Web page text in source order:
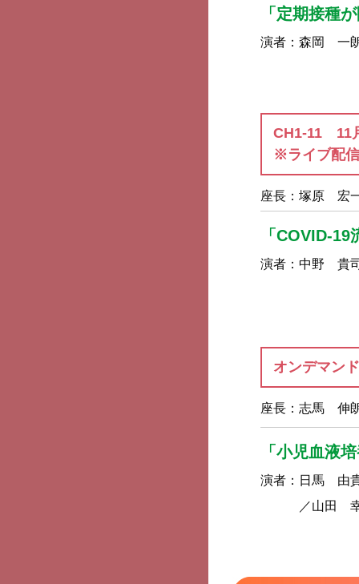
「定期接種
演者： 森岡 一
CH1-11 11
※ライブ配
座長： 塚原 宏
「COVID-
演者： 中野 貴
オンデマン
座長： 志馬 伸
「小児血液
演者： 日馬 由
／山田